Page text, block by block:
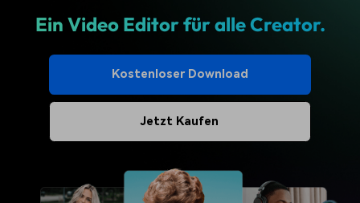
Ein Video Editor für alle Creator.
Kostenloser Download
Jetzt Kaufen